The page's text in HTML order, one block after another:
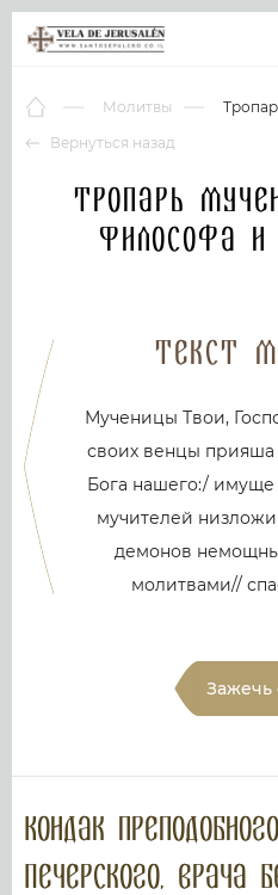
Виртуальные туры
Вернуться назад
Молитвы
Тропарь
Философа
Текст
Мученицы Твои,
своих венцы прияша
Бога нашего:/
мучителей
демонов
молитвами//
Зажечь
Кондак
Печерского, врача